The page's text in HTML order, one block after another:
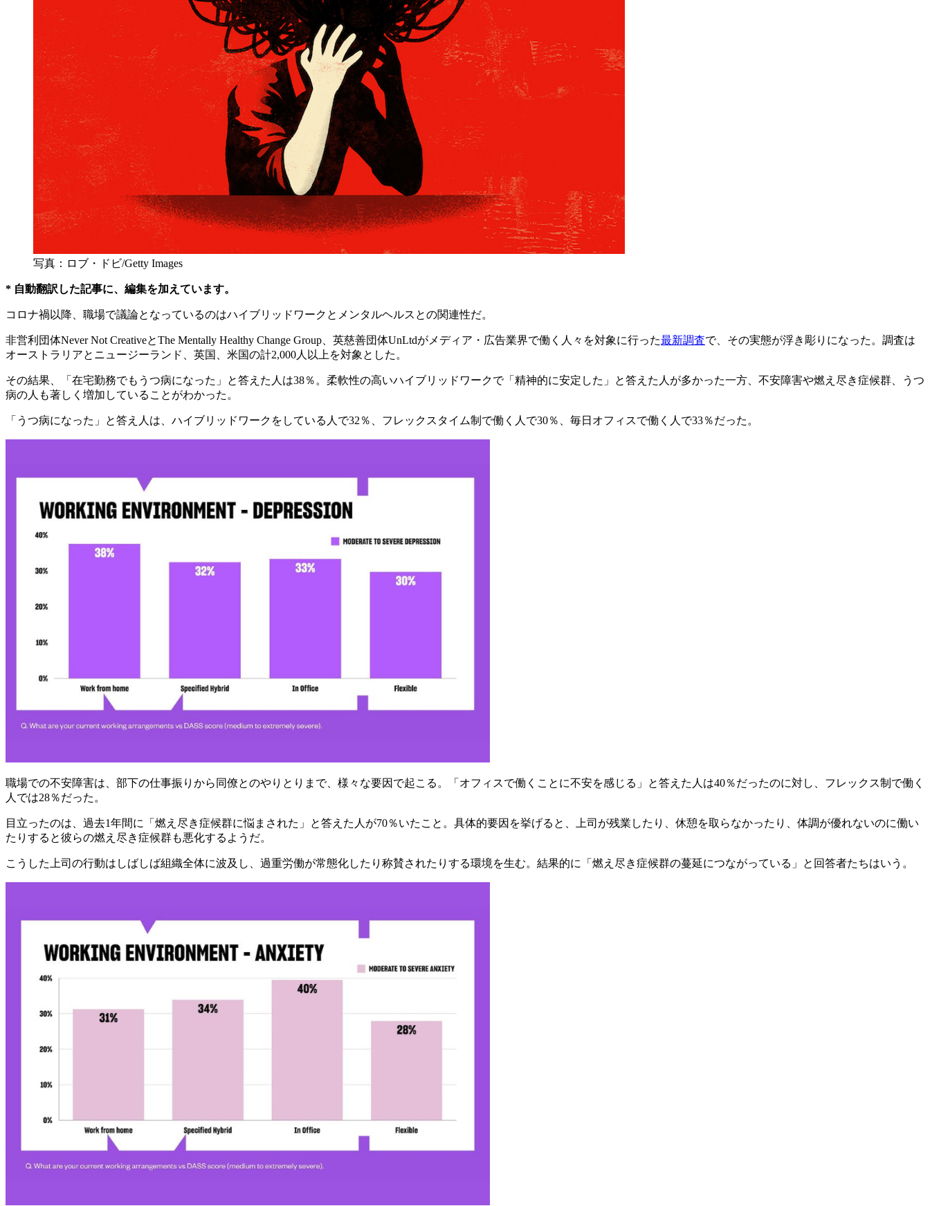
写真：ロブ・ドビ/Getty Images
* 自動翻訳した記事に、編集を加えています。
コロナ禍以降、職場で議論となっているのはハイブリッドワークとメンタルヘルスとの関連性だ。
非営利団体Never Not CreativeとThe Mentally Healthy Change Group、英慈善団体UnLtdがメディア・広告業界で働く人々を対象に行った最新調査で、その実態が浮き彫りになった。調査は
オーストラリアとニュージーランド、英国、米国の計2,000人以上を対象とした。
その結果、「在宅勤務でもうつ病になった」と答えた人は38％。柔軟性の高いハイブリッドワークで「精神的に安定した」と答えた人が多かった一方、不安障害や燃え尽き症候群、うつ
病の人も著しく増加していることがわかった。
「うつ病になった」と答え人は、ハイブリッドワークをしている人で32％、フレックスタイム制で働く人で30％、毎日オフィスで働く人で33％だった。
職場での不安障害は、部下の仕事振りから同僚とのやりとりまで、様々な要因で起こる。「オフィスで働くことに不安を感じる」と答えた人は40％だったのに対し、フレックス制で働く
人では28％だった。
目立ったのは、過去1年間に「燃え尽き症候群に悩まされた」と答えた人が70％いたこと。具体的要因を挙げると、上司が残業したり、休憩を取らなかったり、体調が優れないのに働い
たりすると彼らの燃え尽き症候群も悪化するようだ。
こうした上司の行動はしばしば組織全体に波及し、過重労働が常態化したり称賛されたりする環境を生む。結果的に「燃え尽き症候群の蔓延につながっている」と回答者たちはいう。